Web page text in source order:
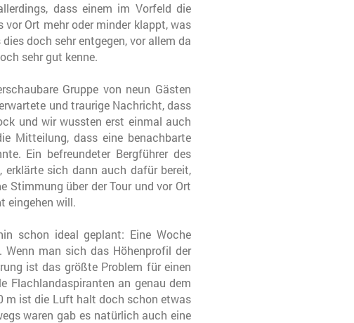
dass einem im Vorfeld die
Ort mehr oder minder klappt, was
doch sehr entgegen, vor allem da
sehr gut kenne.
Gruppe von neun Gästen
und traurige Nachricht, dass
und wir wussten erst einmal auch
Mitteilung, dass eine benachbarte
Ein befreundeter Bergführer des
erklärte sich dann auch dafür bereit,
Stimmung über der Tour und vor Ort
eingehen will.
schon ideal geplant: Eine Woche
Wenn man sich das Höhenprofil der
ist das größte Problem für einen
Flachlandaspiranten an genau dem
m ist die Luft halt doch schon etwas
waren gab es natürlich auch eine